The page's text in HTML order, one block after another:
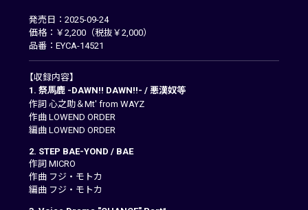
発売日：2025-09-24
価格：￥2,200（税抜￥2,000）
品番：EYCA-14521
【収録内容】
1. 祭馬鹿 -DAWN!! DAWN!!- / 悪漢奴等
作詞 心之助＆Mt' from WAYZ
作曲 LOWEND ORDER
編曲 LOWEND ORDER
2. STEP BAE-YOND / BAE
作詞 MICRO
作曲 フジ・モトカ
編曲 フジ・モトカ